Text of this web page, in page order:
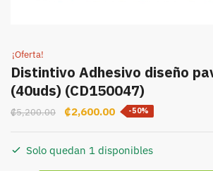
¡Oferta!
Distintivo Adhesivo diseño
(40uds) (CD150047)
₡5,200.00
Original
was:
₡5,200.00.
₡2,600.00Current
-50%
Solo quedan 1 disponibles